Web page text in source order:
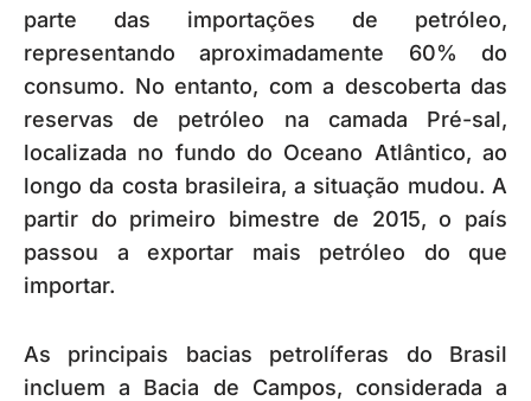
parte das importações de petróleo,
representando aproximadamente 60% do
consumo. No entanto, com a descoberta das
reservas de petróleo na camada Pré-sal,
localizada no fundo do Oceano Atlântico, ao
longo da costa brasileira, a situação mudou. A
partir do primeiro bimestre de 2015, o país
passou a exportar mais petróleo do que
importar.
As principais bacias petrolíferas do Brasil
incluem a Bacia de Campos, considerada a